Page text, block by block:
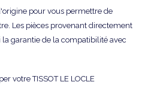
pour vous permettre de
Les pièces provenant directement
garantie de la compatibilité avec
votre TISSOT LE LOCLE